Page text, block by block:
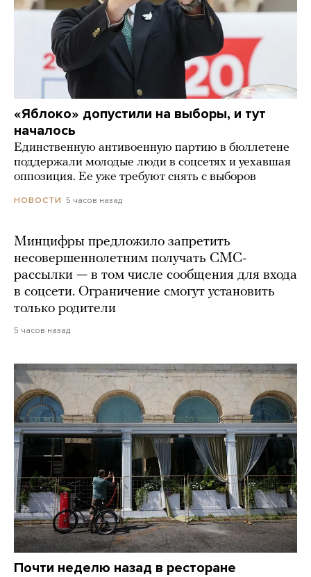
«Яблоко» допустили на выборы, и тут
началось
Единственную антивоенную партию в бюллетене
поддержали молодые люди в соцсетях и уехавшая
оппозиция. Ее уже требуют снять с выборов
НОВОСТИ 5 часов назад
Минцифры предложило запретить
несовершеннолетним получать СМС-
рассылки — в том числе сообщения для входа
в соцсети. Ограничение смогут установить
только родители
5 часов назад
Почти неделю назад в ресторане